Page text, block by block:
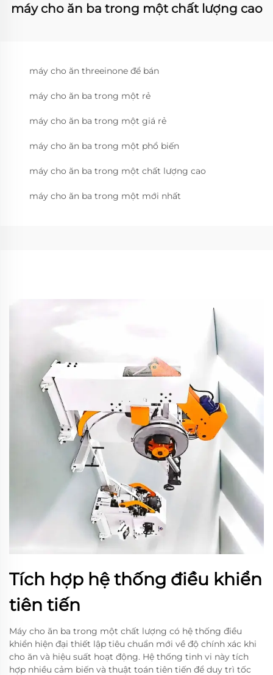
máy cho ăn ba trong một chất lượng cao
máy cho ăn threeinone để bán
máy cho ăn ba trong một rẻ
máy cho ăn ba trong một giá rẻ
máy cho ăn ba trong một phổ biến
máy cho ăn ba trong một chất lượng cao
máy cho ăn ba trong một mới nhất
Tích hợp hệ thống điều khiển
tiên tiến
Máy cho ăn ba trong một chất lượng có hệ thống điều
khiển hiện đại thiết lập tiêu chuẩn mới về độ chính xác khi
cho ăn và hiệu suất hoạt động. Hệ thống tinh vi này tích
hợp nhiều cảm biến và thuật toán tiên tiến để duy trì tốc